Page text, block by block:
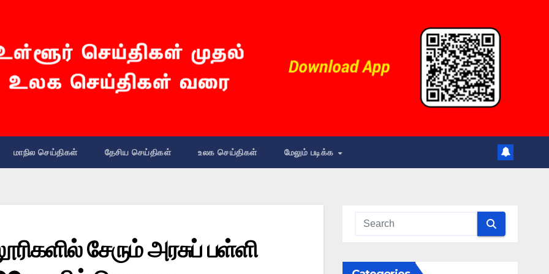
மாநில செய்திகள் தேசிய செய்திகள் உலக செய்திகள் மேலும் படிக்க
சேரும் அரசுப் பள்ளி